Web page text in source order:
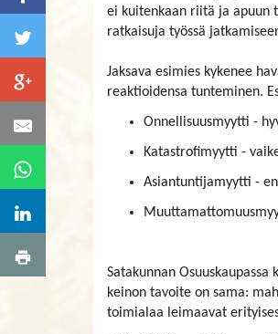
ei kuitenkaan riitä ja apuun
ratkaisuja työssä
Jaksava esimies kykenee
reaktioidensa tunteminen.
Onnellisuusmyytti -
Katastrofimyytti -
Asiantuntijamyytti -
Satakunnan
keinon tavoite on sama:
toimialaa leimaavat